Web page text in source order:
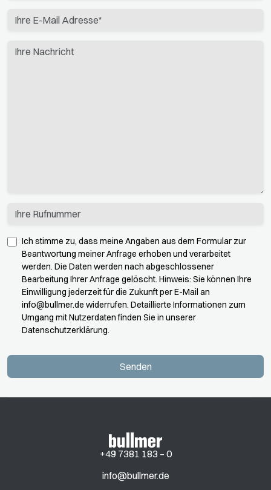
Ich stimme zu, dass meine Angaben aus dem Formular zur
Beantwortung meiner Anfrage erhoben und verarbeitet
werden. Die Daten werden nach abgeschlossener
Bearbeitung Ihrer Anfrage gelöscht. Hinweis: Sie können Ihre
Einwilligung jederzeit für die Zukunft per E-Mail an
info@bullmer.de widerrufen. Detaillierte Informationen zum
Umgang mit Nutzerdaten finden Sie in unserer
Datenschutzerklärung.
Senden
+49 7381 183 – 0
info@bullmer.de